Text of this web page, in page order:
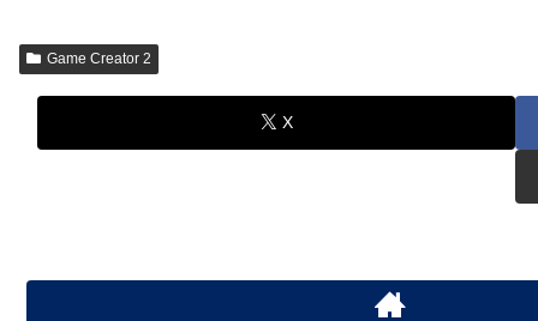
Game Creator 2
X